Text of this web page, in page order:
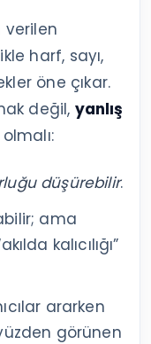
verilen
harf, sayı,
öne çıkar.
değil, yanlış
düşürebilir.
ama
kalıcılığı”
ararken
görünen